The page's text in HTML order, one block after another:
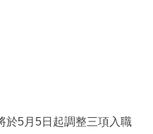
於5月5日起調整三項入職